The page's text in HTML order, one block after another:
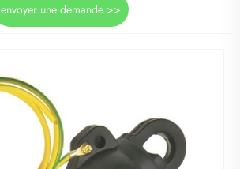
envoyer une demande >>